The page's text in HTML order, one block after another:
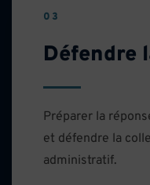
03
Défendre
Préparer la
et défendre la
administratif.